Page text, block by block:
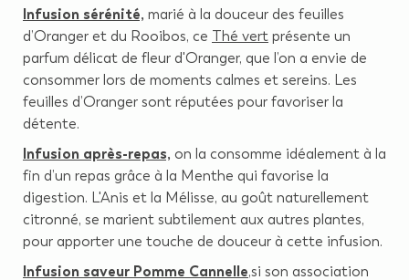
Infusion sérénité, marié à la douceur des feuilles
d’Oranger et du Rooibos, ce Thé vert présente un
parfum délicat de fleur d'Oranger, que l’on a envie de
consommer lors de moments calmes et sereins. Les
feuilles d’Oranger sont réputées pour favoriser la
détente.
Infusion après-repas, on la consomme idéalement à la
fin d’un repas grâce à la Menthe qui favorise la
digestion. L'Anis et la Mélisse, au goût naturellement
citronné, se marient subtilement aux autres plantes,
pour apporter une touche de douceur à cette infusion.
Infusion saveur Pomme Cannelle,si son association